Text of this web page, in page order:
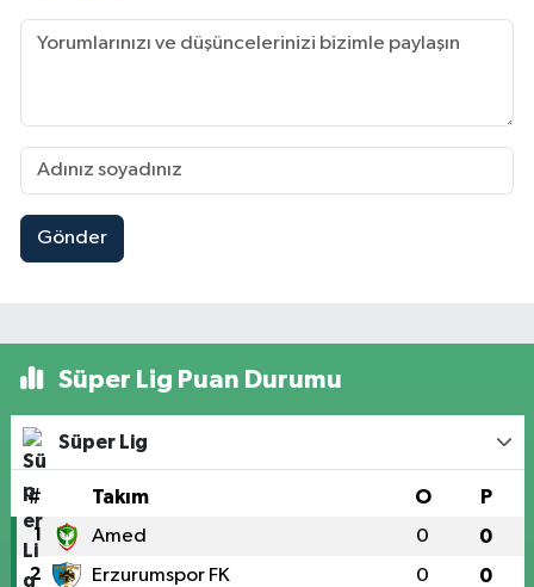
Gönder
Süper Lig Puan Durumu
Süper Lig
# Takım O P
1 Amed 0 0
2 Erzurumspor FK 0 0